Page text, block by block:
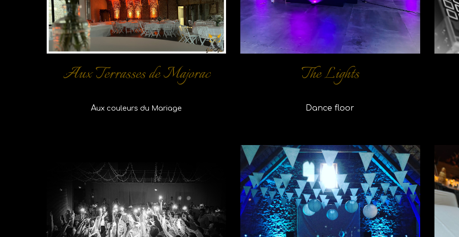
Aux Terrasses de Majorac
Aux couleurs du Mariage
The Lights
Dance floor